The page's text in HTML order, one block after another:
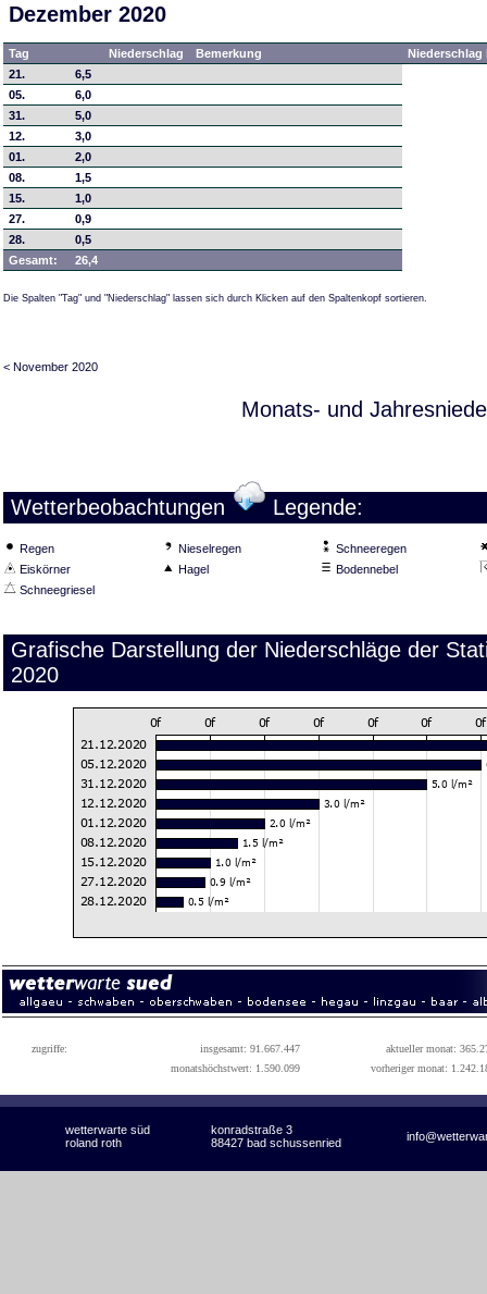
Dezember 2020
Tag Niederschlag Bemerkung
21.
6,5
05.
6,0
31.
5,0
12.
3,0
01.
2,0
08.
1,5
15.
1,0
27.
0,9
28.
0,5
Gesamt:
26,4
Die Spalten "Tag" und "Niederschlag" lassen sich durch Klicken auf den Spaltenkopf sortieren.
< November 2020
Monats- und
Wetterbeobachtungen Legende:
Regen Nieselregen
Schneeregen
Eiskörner
Hagel
Bodennebel
Schneegriesel
Grafische Darstellung der Niederschläge der
2020
zugriffe: insgesamt: 91.667.447
aktueller monat:
monatshöchstwert: 1.590.099
vorheriger monat:
wetterwarte süd konradstraße 3
roland roth 88427 bad schussenried